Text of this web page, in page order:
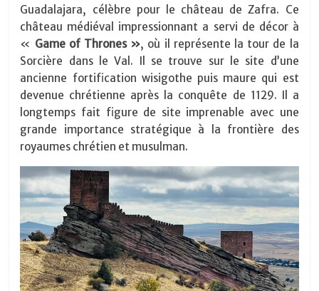
Guadalajara, célèbre pour le château de Zafra. Ce
château médiéval impressionnant a servi de décor à
« Game of Thrones », où il représente la tour de la
Sorcière dans le Val. Il se trouve sur le site d’une
ancienne fortification wisigothe puis maure qui est
devenue chrétienne après la conquête de 1129. Il a
longtemps fait figure de site imprenable avec une
grande importance stratégique à la frontière des
royaumes chrétien et musulman.